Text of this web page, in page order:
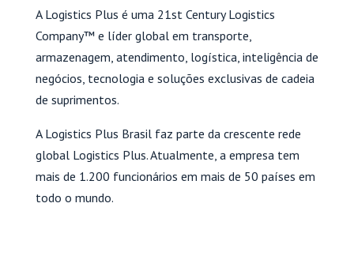
A Logistics Plus é uma 21st Century Logistics
Company™ e líder global em transporte,
armazenagem, atendimento, logística, inteligência de
negócios, tecnologia e soluções exclusivas de cadeia
de suprimentos.
A Logistics Plus Brasil faz parte da crescente rede
global Logistics Plus. Atualmente, a empresa tem
mais de 1.200 funcionários em mais de 50 países em
todo o mundo.